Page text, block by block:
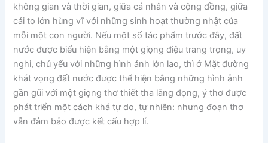
không gian và thời gian, giữa cá nhân và cộng đồng, giữa
cái to lớn hùng vĩ với những sinh hoạt thường nhật của
mỗi một con người. Nếu một số tác phẩm trước đây, đất
nước được biểu hiện bằng một giọng điệu trang trọng, uy
nghi, chủ yếu với những hình ảnh lớn lao, thì ở Mặt đường
khát vọng đất nước được thể hiện bằng những hình ảnh
gần gũi với một giọng thơ thiết tha lắng đọng, ý thơ được
phát triển một cách khá tự do, tự nhiên: nhưng đoạn thơ
vẫn đảm bảo được kết cấu hợp lí.